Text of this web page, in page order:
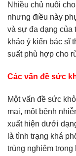
Nhiều chủ nuôi
nhưng điều này
và sự đa dạng của
khảo ý kiến bác sĩ
suất phù hợp cho
Các vấn đề sức
Một vấn đề sức
mai, một bệnh
xuất hiện dưới
là tình trạng khá
trùng nghiêm